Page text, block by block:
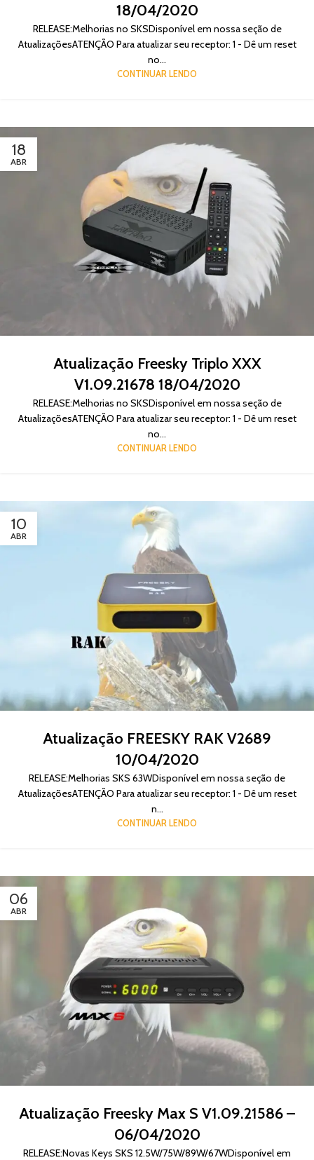
18/04/2020
RELEASE:Melhorias no SKSDisponível em nossa seção de
AtualizaçõesATENÇÃO Para atualizar seu receptor: 1 - Dê um reset
no...
CONTINUAR LENDO
18
ABR
Atualização Freesky Triplo XXX
V1.09.21678 18/04/2020
RELEASE:Melhorias no SKSDisponível em nossa seção de
AtualizaçõesATENÇÃO Para atualizar seu receptor: 1 - Dê um reset
no...
CONTINUAR LENDO
10
ABR
Atualização FREESKY RAK V2689
10/04/2020
RELEASE:Melhorias SKS 63WDisponível em nossa seção de
AtualizaçõesATENÇÃO Para atualizar seu receptor: 1 - Dê um reset
n...
CONTINUAR LENDO
06
ABR
Atualização Freesky Max S V1.09.21586 –
06/04/2020
RELEASE:Novas Keys SKS 12.5W/75W/89W/67WDisponível em